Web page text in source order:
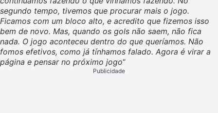
segundo tempo, tivemos que procurar mais o jogo.
Ficamos com um bloco alto, e acredito que fizemos isso
bem de novo. Mas, quando os gols não saem, não fica
nada. O jogo aconteceu dentro do que queríamos. Não
fomos efetivos, como já tínhamos falado. Agora é virar a
página e pensar no próximo jogo“
Publicidade